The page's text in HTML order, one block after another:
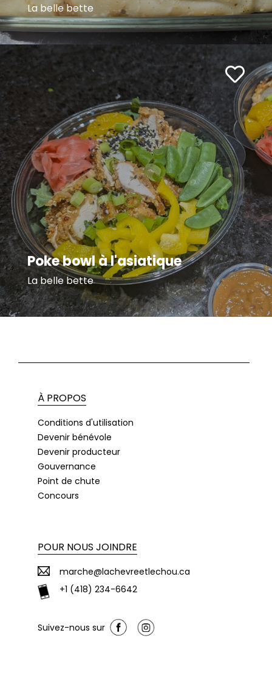
La belle bette
Poke bowl à l'asiatique
La belle bette
À PROPOS
Conditions d'utilisation
Devenir bénévole
Devenir producteur
Gouvernance
Point de chute
Concours
POUR NOUS JOINDRE
marche@lachevreetlechou.ca
+1 (418) 234-6642
Suivez-nous sur